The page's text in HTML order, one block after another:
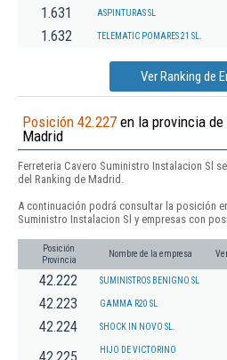
1.631 ASPINTURAS SL
1.632 TELEMATIC POMARES 21 SL.
Ver Ranking de
Posición 42.227 en la provincia de
Madrid
Ferreteria Cavero Suministro Instalacion Sl
del Ranking de Madrid.
A continuación podrá consultar la posición
Suministro Instalacion Sl y empresas con
Posición
Provincia
Nombre de la empresa
42.222 SUMINISTROS BENIGNO SL
42.223 GAMMA R20 SL
42.224 SHOCK IN NOVO SL.
HIJO DE VICTORINO